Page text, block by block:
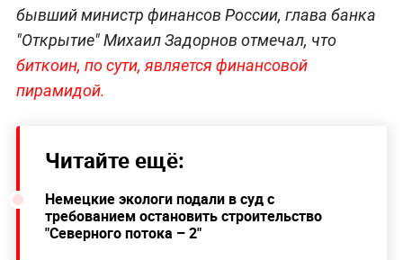
бывший министр финансов России, глава банка
"Открытие" Михаил Задорнов отмечал, что
биткоин, по сути, является финансовой
пирамидой.
Читайте ещё:
Немецкие экологи подали в суд с
требованием остановить строительство
"Северного потока – 2"